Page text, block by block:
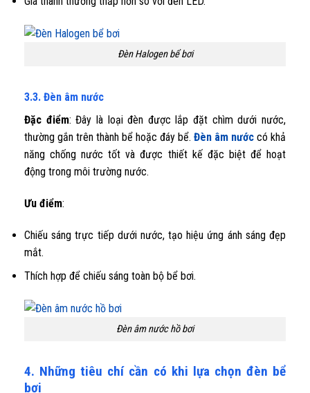
Đèn Halogen bể bơi
3.3. Đèn âm nước
Đặc điểm: Đây là loại đèn được lắp đặt chìm dưới nước,
thường gắn trên thành bể hoặc đáy bể. Đèn âm nước có khả
năng chống nước tốt và được thiết kế đặc biệt để hoạt
động trong môi trường nước.
Ưu điểm:
Chiếu sáng trực tiếp dưới nước, tạo hiệu ứng ánh sáng đẹp
mắt.
Thích hợp để chiếu sáng toàn bộ bể bơi.
Đèn âm nước hồ bơi
4. Những tiêu chí cần có khi lựa chọn đèn bể
bơi